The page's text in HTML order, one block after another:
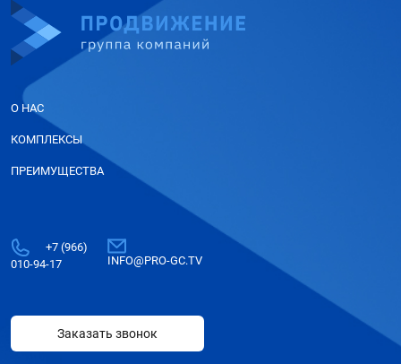
О НАС
КОМПЛЕКСЫ
ПРЕИМУЩЕСТВА
+7 (966)
010-94-17
INFO@PRO-GC.TV
Заказать звонок